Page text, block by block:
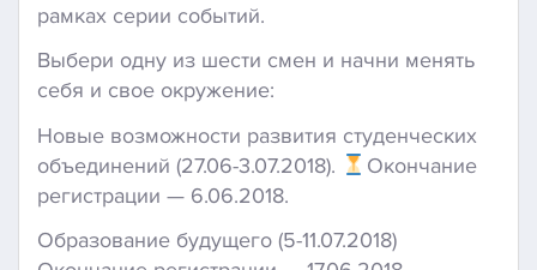
рамках серии событий.
Выбери одну из шести смен и начни менять
себя и свое окружение:
Новые возможности развития студенческих
объединений (27.06-3.07.2018).
Окончание
регистрации — 6.06.2018.
Образование будущего (5-11.07.2018)